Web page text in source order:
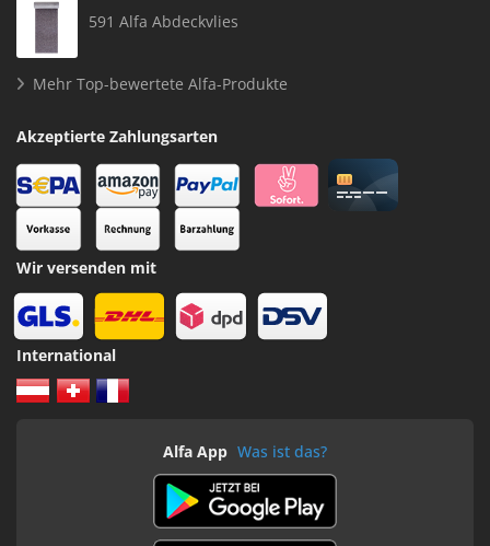
591 Alfa Abdeckvlies
Mehr Top-bewertete Alfa-Produkte
Akzeptierte Zahlungsarten
Wir versenden mit
International
Alfa App Was ist das?